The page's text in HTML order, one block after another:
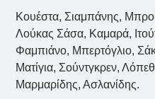
Κουέστα, Σιαμπάνης,
Λούκας Σάσα, Καμαρά,
Φαμπιάνο, Μπερτόγλιο,
Ματίγια, Σούντγκρεν,
Μαρμαρίδης, Ασλανίδης.